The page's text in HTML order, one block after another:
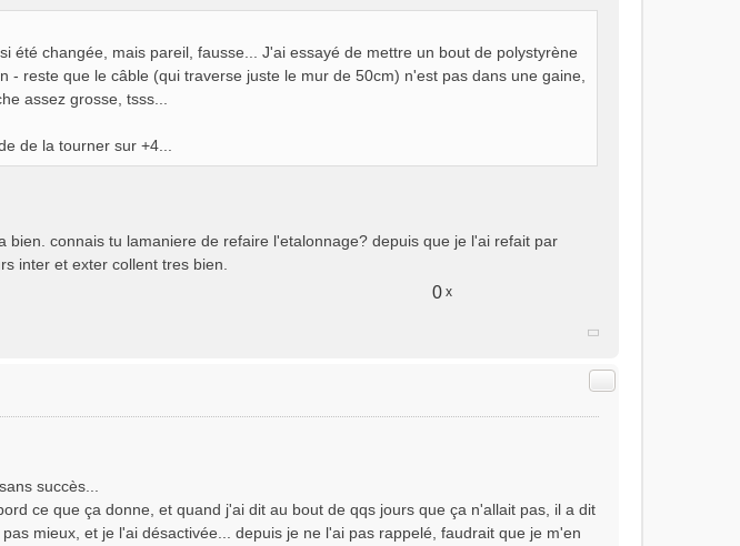
été changée, mais pareil, fausse... J'ai essayé de mettre un bout de polystyrène
- reste que le câble (qui traverse juste le mur de 50cm) n'est pas dans une gaine,
assez grosse, tsss...
de la tourner sur +4...
bien. connais tu lamaniere de refaire l'etalonnage? depuis que je l'ai refait par
inter et exter collent tres bien.
0 x
Citer
succès...
ce que ça donne, et quand j'ai dit au bout de qqs jours que ça n'allait pas, il a dit
mieux, et je l'ai désactivée... depuis je ne l'ai pas rappelé, faudrait que je m'en